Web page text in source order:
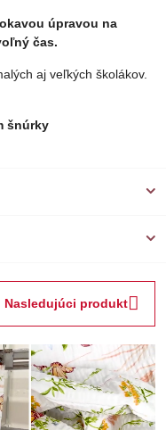
úpravou na
čas.
aj veľkých školákov.
šnúrky
Nasledujúci produkt